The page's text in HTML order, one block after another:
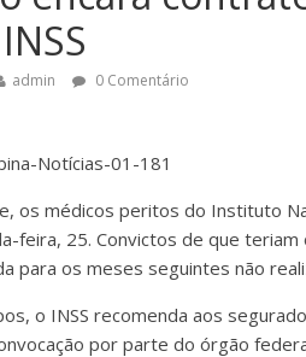
admin 0 Comentário
os médicos peritos do Instituto
feira, 25. Convictos de que
para os meses seguintes não
o INSS recomenda aos
por parte do órgão